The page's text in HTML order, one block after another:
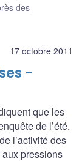
des
17 octobre 2011
-
que les
de l’été.
l’activité des
pressions